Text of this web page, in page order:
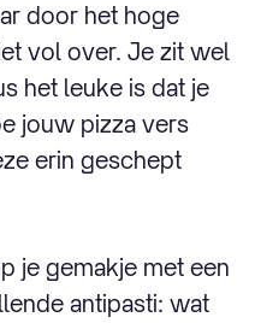
door het hoge
vol over. Je zit wel
het leuke is dat je
jouw pizza vers
erin geschept
je gemakje met een
antipasti: wat